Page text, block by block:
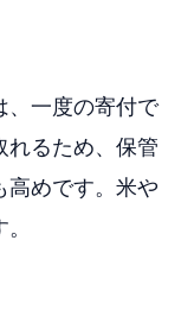
、一度の寄付で
れるため、保管
高めです。米や